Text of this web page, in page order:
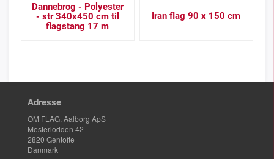
Dannebrog - Polyester
- str 340x450 cm til
flagstang 17 m
Iran flag 90 x 150 cm
Adresse
OM FLAG, Aalborg ApS
Mesterlodden 42
2820 Gentofte
Danmark